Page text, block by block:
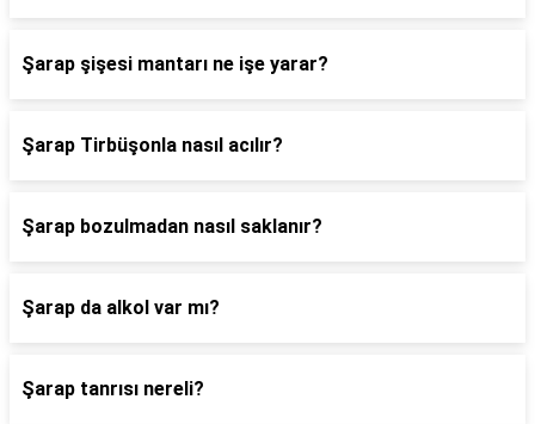
Şarap şişesi mantarı ne işe yarar?
Şarap Tirbüşonla nasıl acılır?
Şarap bozulmadan nasıl saklanır?
Şarap da alkol var mı?
Şarap tanrısı nereli?